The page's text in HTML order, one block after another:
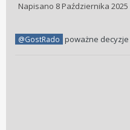
Napisano 8 Października 2025
@GostRado poważne